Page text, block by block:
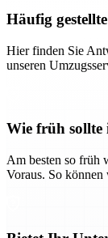
Häufig
Hier finden Sie
unseren
Wie früh sollte
Am besten so früh
Voraus. So